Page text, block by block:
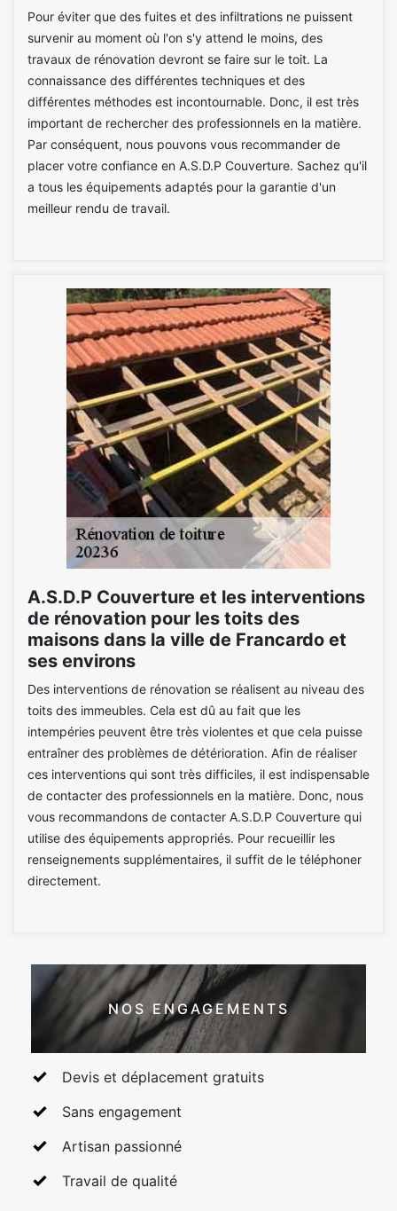
Pour éviter que des fuites et des infiltrations ne puissent
survenir au moment où l'on s'y attend le moins, des
travaux de rénovation devront se faire sur le toit. La
connaissance des différentes techniques et des
différentes méthodes est incontournable. Donc, il est très
important de rechercher des professionnels en la matière.
Par conséquent, nous pouvons vous recommander de
placer votre confiance en A.S.D.P Couverture. Sachez qu'il
a tous les équipements adaptés pour la garantie d'un
meilleur rendu de travail.
A.S.D.P Couverture et les interventions
de rénovation pour les toits des
maisons dans la ville de Francardo et
ses environs
Des interventions de rénovation se réalisent au niveau des
toits des immeubles. Cela est dû au fait que les
intempéries peuvent être très violentes et que cela puisse
entraîner des problèmes de détérioration. Afin de réaliser
ces interventions qui sont très difficiles, il est indispensable
de contacter des professionnels en la matière. Donc, nous
vous recommandons de contacter A.S.D.P Couverture qui
utilise des équipements appropriés. Pour recueillir les
renseignements supplémentaires, il suffit de le téléphoner
directement.
NOS ENGAGEMENTS
Devis et déplacement gratuits
Sans engagement
Artisan passionné
Travail de qualité